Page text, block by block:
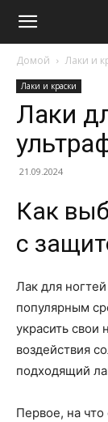
Домой Лаки и
Лаки и краски
Лаки
21.09.2024
Как
с
Лак для
популярным
украсить свои
воздействия
подходящий
Первое, на